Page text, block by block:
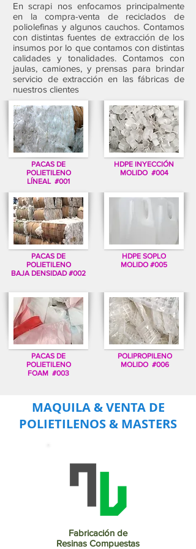
En scrapi nos enfocamos principalmente
en la compra-venta de reciclados de
poliolefinas y algunos cauchos. Contamos
con distintas fuentes de extracción de los
insumos por lo que contamos con distintas
calidades y tonalidades. Contamos con
jaulas, camiones, y prensas para brindar
servicio de extracción en las fábricas de
nuestros clientes
PACAS DE
POLIETILENO
LÍNEAL #001
HDPE INYECCIÓN
MOLIDO #004
PACAS DE
POLIETILENO
BAJA DENSIDAD #002
HDPE SOPLO
MOLIDO #005
PACAS DE
POLIETILENO
FOAM #003
POLIPROPILENO
MOLIDO #006
MAQUILA & VENTA DE
POLIETILENOS & MASTERS
Fabricación de
Resinas Compuestas